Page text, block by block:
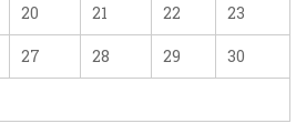
20 21 22 23
27 28 29 30